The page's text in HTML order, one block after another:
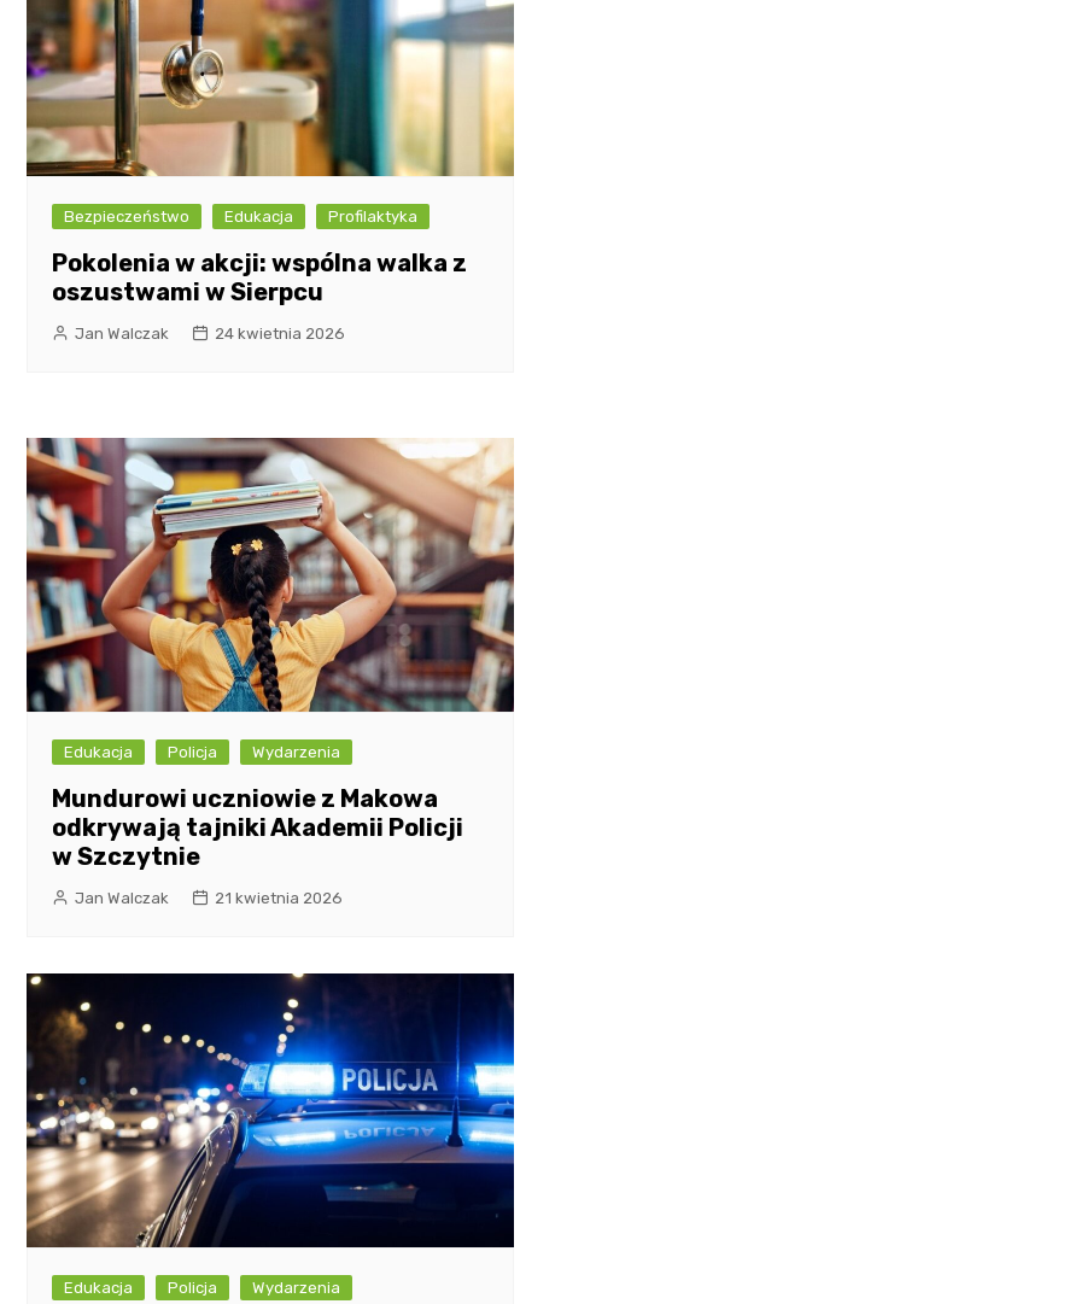
Bezpieczeństwo Edukacja Profilaktyka
Pokolenia w akcji: wspólna walka z
oszustwami w Sierpcu
Jan Walczak 24 kwietnia 2026
Edukacja Policja Wydarzenia
Mundurowi uczniowie z Makowa
odkrywają tajniki Akademii Policji
w Szczytnie
Jan Walczak 21 kwietnia 2026
Edukacja Policja Wydarzenia